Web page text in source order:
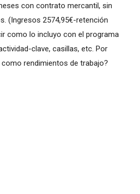
con contrato mercantil, sin
(Ingresos 2574,95€-retención
como lo incluyo con el programa
clave, casillas, etc. Por
rendimientos de trabajo?